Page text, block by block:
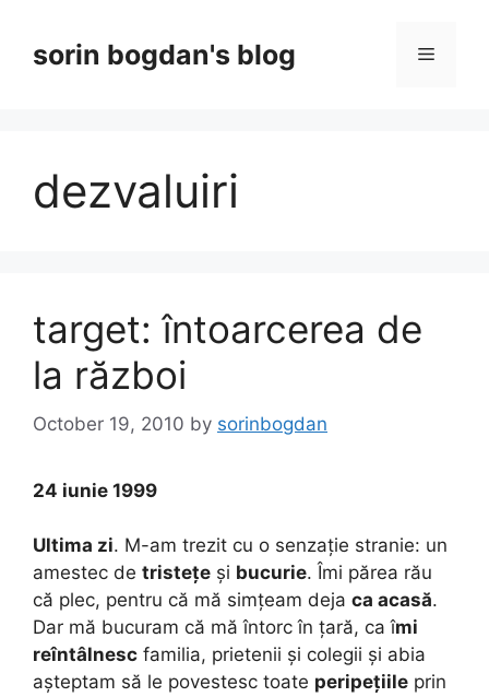
contentsorin bogdan's blog Menu
dezvaluiri
target: întoarcerea de
la război
October 19, 2010 by sorinbogdan
24 iunie 1999
Ultima zi. M-am trezit cu o senzație stranie: un
amestec de tristețe și bucurie. Îmi părea rău
că plec, pentru că mă simțeam deja ca acasă.
Dar mă bucuram că mă întorc în țară, ca îmi
reîntâlnesc familia, prietenii și colegii și abia
așteptam să le povestesc toate peripețiile prin